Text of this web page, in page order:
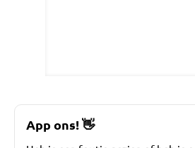
App ons!👋